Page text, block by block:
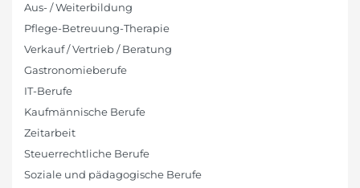
Aus- / Weiterbildung
Pflege-Betreuung-Therapie
Verkauf / Vertrieb / Beratung
Gastronomieberufe
IT-Berufe
Kaufmännische Berufe
Zeitarbeit
Steuerrechtliche Berufe
Soziale und pädagogische Berufe